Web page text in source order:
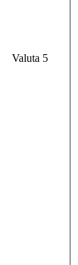
Valuta 5